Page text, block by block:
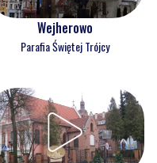
Wejherowo
Parafia Świętej Trójcy